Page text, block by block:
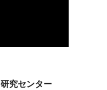
究センター